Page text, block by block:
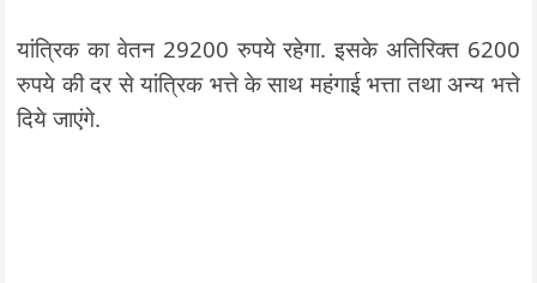
यांत्रिक का वेतन 29200 रुपये रहेगा. इसके अतिरिक्त 6200
रुपये की दर से यांत्रिक भत्ते के साथ महंगाई भत्ता तथा अन्य भत्ते
दिये जाएंगे.